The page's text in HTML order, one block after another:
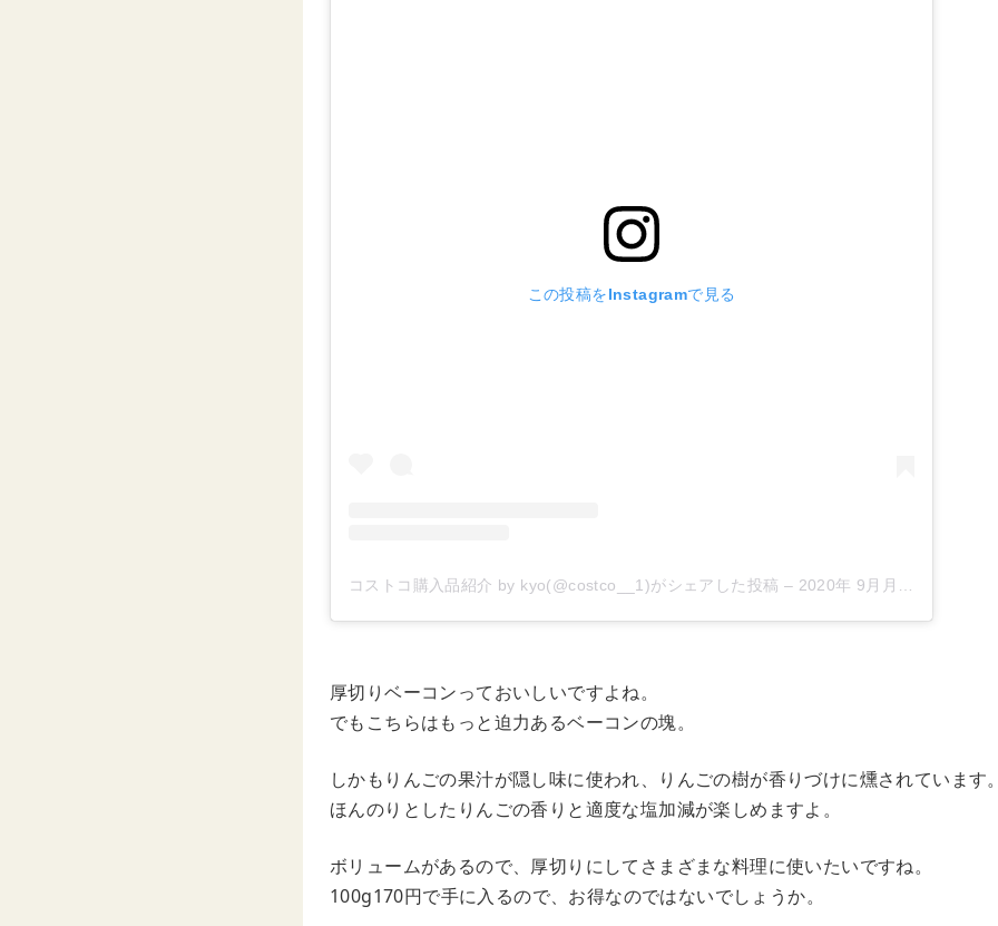
この投稿をInstagramで見る
コストコ購入品紹介 by kyo(@costco__1)がシェアした投稿 – 2020年 9月月13日午前5時36分PDT
厚切りベーコンっておいしいですよね。
でもこちらはもっと迫力あるベーコンの塊。
しかもりんごの果汁が隠し味に使われ、りんごの樹が香りづけに燻されています
ほんのりとしたりんごの香りと適度な塩加減が楽しめますよ。
ボリュームがあるので、厚切りにしてさまざまな料理に使いたいですね。
100g170円で手に入るので、お得なのではないでしょうか。